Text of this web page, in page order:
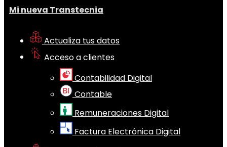
Mi nueva Transtecnia
Actualiza tus datos
Acceso a clientes
Contabilidad Digital
Contable
Remuneraciones Digital
Factura Electrónica Digital